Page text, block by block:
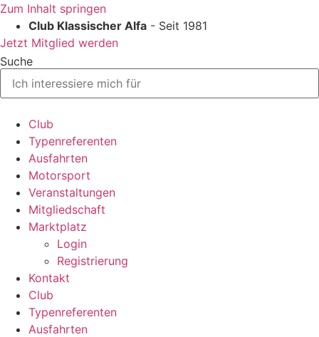
Zum Inhalt springen
Club Klassischer Alfa - Seit 1981
Jetzt Mitglied werden
Suche
Club
Typenreferenten
Ausfahrten
Motorsport
Veranstaltungen
Mitgliedschaft
Marktplatz
Login
Registrierung
Kontakt
Club
Typenreferenten
Ausfahrten